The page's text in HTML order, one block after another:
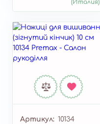
(Италия)
Артикул 10134